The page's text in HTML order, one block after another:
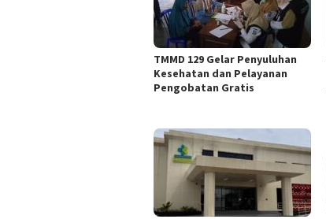
TMMD 129 Gelar Penyuluhan
Kesehatan dan Pelayanan
Pengobatan Gratis